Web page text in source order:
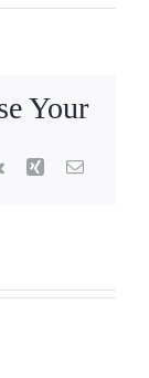
Your
Vk Xing Email